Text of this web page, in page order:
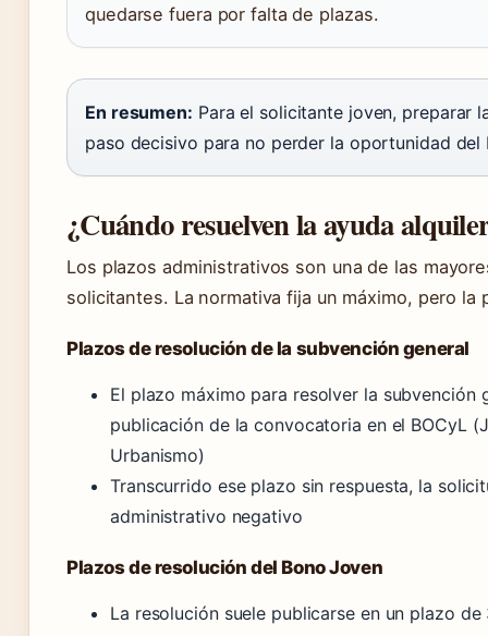
quedarse fuera por falta de plazas.
En resumen: Para el solicitante joven, preparar
paso decisivo para no perder la oportunidad del
¿Cuándo resuelven la ayuda
Los plazos administrativos son una de las
solicitantes. La normativa fija un máximo, pero la
Plazos de resolución de la subvención general
El plazo máximo para resolver la subvención
publicación de la convocatoria en el BOCyL
Urbanismo)
Transcurrido ese plazo sin respuesta, la
administrativo negativo
Plazos de resolución del Bono Joven
La resolución suele publicarse en un plazo